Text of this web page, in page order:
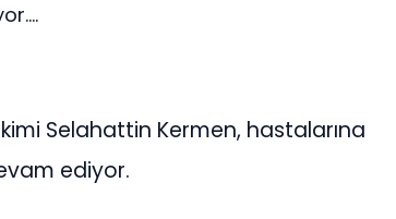
Selahattin Kermen, hastalarına
ediyor.